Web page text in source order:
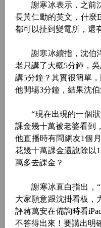
謝寒冰表示，之前沈
長黃仁勳的英文，什麼
都可以扯到變電所，還
謝寒冰續指，沈伯洋
老只講了大概5分鐘，
講5分鐘？其實很簡單
他開場3分鐘，結果沈
“現在出現的一個狀
課金幾十萬被老婆看到
他直播時有問網友1個
花幾十萬課金還說除以
萬多去課金？
謝寒冰直白指出，“
大家願意跟沈掛看板，
評蔣萬安在備詢時看
不答得出來！要講出明